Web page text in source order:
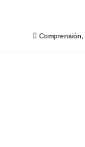
Comprensión